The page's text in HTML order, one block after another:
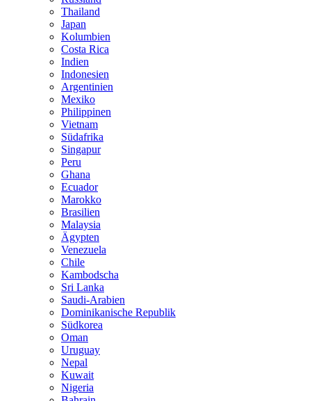
Thailand
Japan
Kolumbien
Costa Rica
Indien
Indonesien
Argentinien
Mexiko
Philippinen
Vietnam
Südafrika
Singapur
Peru
Ghana
Ecuador
Marokko
Brasilien
Malaysia
Ägypten
Venezuela
Chile
Kambodscha
Sri Lanka
Saudi-Arabien
Dominikanische Republik
Südkorea
Oman
Uruguay
Nepal
Kuwait
Nigeria